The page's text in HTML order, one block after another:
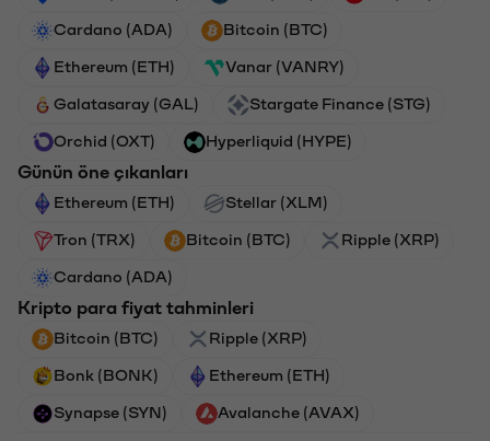
Cardano (ADA) Bitcoin (BTC)
Ethereum (ETH) Vanar (VANRY)
Galatasaray (GAL) Stargate Finance (STG)
Orchid (OXT) Hyperliquid (HYPE)
Günün öne çıkanları
Ethereum (ETH) Stellar (XLM)
Tron (TRX) Bitcoin (BTC) Ripple (XRP)
Cardano (ADA)
Kripto para fiyat tahminleri
Bitcoin (BTC) Ripple (XRP)
Bonk (BONK) Ethereum (ETH)
Synapse (SYN) Avalanche (AVAX)